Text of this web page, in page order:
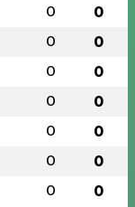
0 0
0 0
0 0
0 0
0 0
0 0
0 0